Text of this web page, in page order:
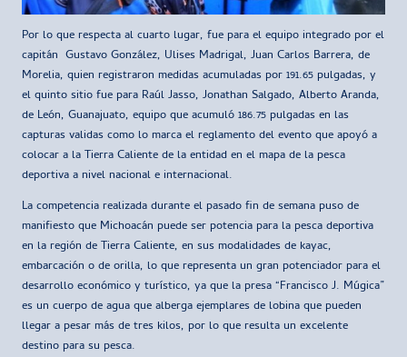
Por lo que respecta al cuarto lugar, fue para el equipo integrado por el
capitán Gustavo González, Ulises Madrigal, Juan Carlos Barrera, de
Morelia, quien registraron medidas acumuladas por 191.65 pulgadas, y
el quinto sitio fue para Raúl Jasso, Jonathan Salgado, Alberto Aranda,
de León, Guanajuato, equipo que acumuló 186.75 pulgadas en las
capturas validas como lo marca el reglamento del evento que apoyó a
colocar a la Tierra Caliente de la entidad en el mapa de la pesca
deportiva a nivel nacional e internacional.
La competencia realizada durante el pasado fin de semana puso de
manifiesto que Michoacán puede ser potencia para la pesca deportiva
en la región de Tierra Caliente, en sus modalidades de kayac,
embarcación o de orilla, lo que representa un gran potenciador para el
desarrollo económico y turístico, ya que la presa “Francisco J. Múgica”
es un cuerpo de agua que alberga ejemplares de lobina que pueden
llegar a pesar más de tres kilos, por lo que resulta un excelente
destino para su pesca.